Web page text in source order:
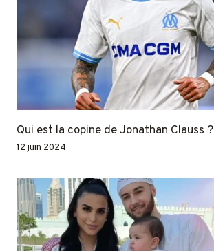
Qui est la copine de Jonathan Clauss ?
12 juin 2024